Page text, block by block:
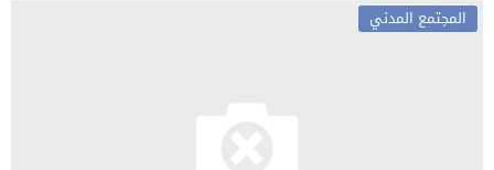
المجتمع المدني